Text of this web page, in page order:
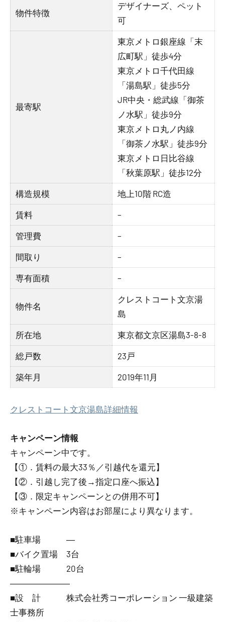
物件特徴
デザイナーズ、ペット
可
最寄駅
東京メトロ銀座線「末
広町駅」徒歩4分
東京メトロ千代田線
「湯島駅」徒歩5分
JR中央・総武線「御茶
ノ水駅」徒歩9分
東京メトロ丸ノ内線
「御茶ノ水駅」徒歩9分
東京メトロ日比谷線
「秋葉原駅」徒歩12分
構造規模 地上10階 RC造
賃料 –
管理費 –
間取り –
専有面積 –
物件名
クレストコート文京湯
島
所在地 東京都文京区湯島3-8-8
総戸数 23戸
築年月 2019年11月
クレストコート文京湯島詳細情報
キャンペーン情報
キャンペーン中です。
【①．賃料の最大33％／引越代を還元】
【②．引越し完了後→指定口座へ振込】
【③．限定キャンペーンとの併用不可】
※キャンペーン内容はお部屋により異なります。
■駐車場 ―
■バイク置場 3台
■駐輪場 20台
―――――――
■設 計 株式会社秀コーポレーション 一級建築
士事務所